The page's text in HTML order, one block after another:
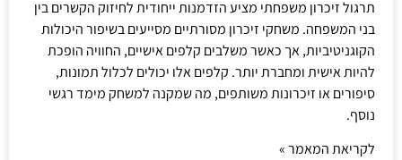
תרגול זיכרון משפחתי מציע הזדמנות ייחודית לחיזוק הקשרים בין
בני המשפחה. משחקי זיכרון מסורתיים מסייעים בשיפור היכולות
הקוגניטיביות, אך כאשר משלבים קלפים אישיים, החוויה הופכת
להיות אישית ומחברת יותר. קלפים אלו יכולים לכלול תמונות,
סיפורים או זיכרונות משותפים, מה שמקנה למשחק מימד רגשי
נוסף.
לקריאת המאמר »